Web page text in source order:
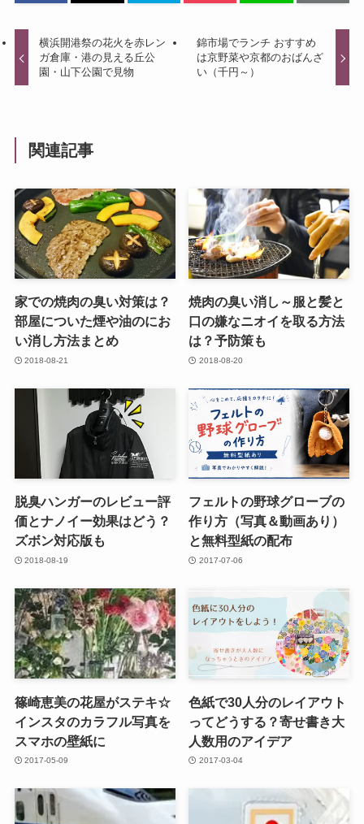
横浜開港祭の花火を赤レン
ガ倉庫・港の見える丘公
園・山下公園で見物
錦市場でランチ おすすめ
は京野菜や京都のおばんざ
い（千円～）
関連記事
家での焼肉の臭い対策は？
部屋についた煙や油のにお
い消し方法まとめ
2018-08-21
焼肉の臭い消し～服と髪と
口の嫌なニオイを取る方法
は？予防策も
2018-08-20
脱臭ハンガーのレビュー評
価とナノイー効果はどう？
ズボン対応版も
2018-08-19
フェルトの野球グローブの
作り方（写真＆動画あり）
と無料型紙の配布
2017-07-06
篠崎恵美の花屋がステキ☆
インスタのカラフル写真を
スマホの壁紙に
2017-05-09
色紙で30人分のレイアウト
ってどうする？寄せ書き大
人数用のアイデア
2017-03-04